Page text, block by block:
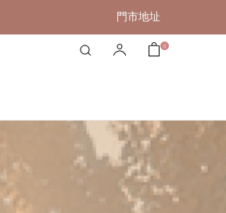
門市地址
0